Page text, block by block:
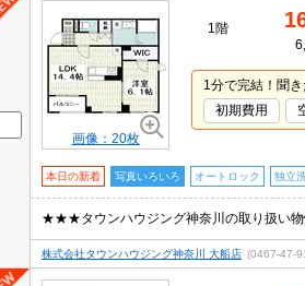
画像：20枚
1階
1分で完結！聞
初期費用
本日の新着 写真いろいろ オートロック 独立
★★★タウンハウジング神奈川の取り扱い
株式会社タウンハウジング神奈川 大船店 (0467-47-